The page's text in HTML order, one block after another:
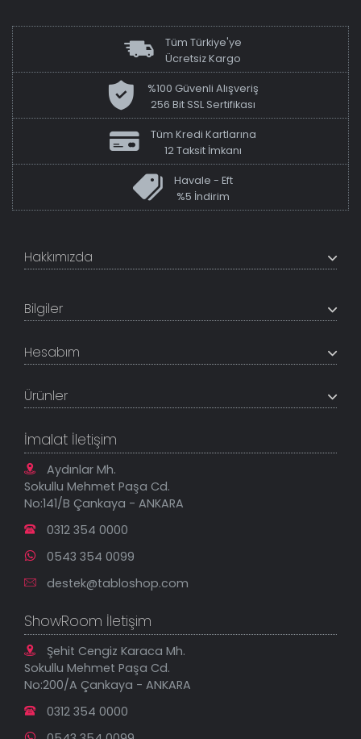
Tüm Türkiye'ye
Ücretsiz Kargo
%100 Güvenli Alışveriş
256 Bit SSL Sertifikası
Tüm Kredi Kartlarına
12 Taksit İmkanı
Havale - Eft
%5 İndirim
Hakkımızda
TabloShop, müşteri memnuniyetini en üst seviyede
tutmaya çalışır. Uzman kadrosu ile profesyonel işçilikle
Bilgiler
İletişim Bilgileri
Banka Hesapları
Sık Sorulan Sorular
Hesabım
Tüm Siparişlerim
Geçerli İade Koşulları
Mesafeli Satış Sözleşmesi
Gizlilik Güvenlik Politikası
Ürünler
Tablonu Sen Tasarla
Tablo Saatler
Yeni Eklenenler
En Çok Satılanlar
İndirimli Tablolar
İmalat İletişim
Aydınlar Mh.
Sokullu Mehmet Paşa Cd.
No:141/B Çankaya - ANKARA
0312 354 0000
0543 354 0099
destek@tabloshop.com
ShowRoom İletişim
Şehit Cengiz Karaca Mh.
Sokullu Mehmet Paşa Cd.
No:200/A Çankaya - ANKARA
0312 354 0000